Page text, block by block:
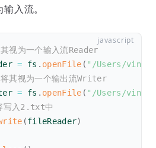
入流。
视为一个输入流Reader
= fs . openFile ( "/Users/vino/
其视为一个输出流Writer
= fs . openFile ( "/Users/vino/
入2.txt中
(fileReader)